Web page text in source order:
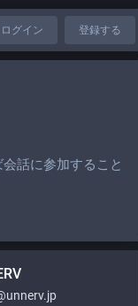
ログイン 登録する
話に参加すること